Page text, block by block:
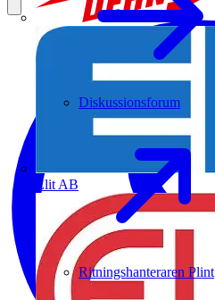
Elit AB
Diskussionsforum
Ritningshanteraren Plint